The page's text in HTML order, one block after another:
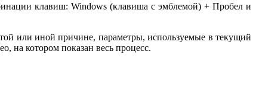
клавиш: Windows (клавиша с эмблемой) + Пробел и
или иной причине, параметры, используемые в текущий
на котором показан весь процесс.